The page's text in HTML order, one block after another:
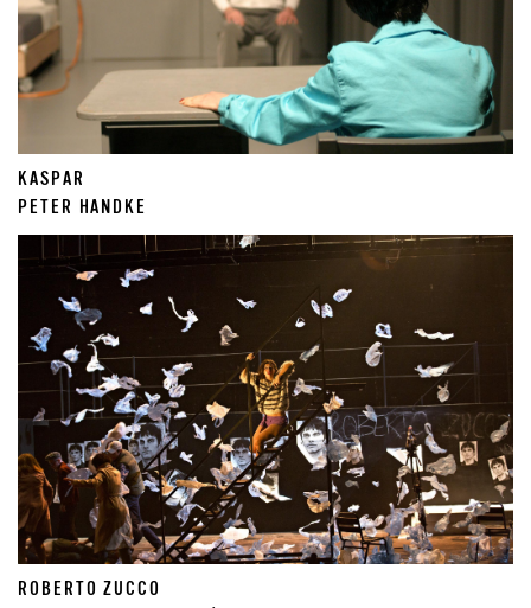
KASPAR
PETER HANDKE
ROBERTO ZUCCO